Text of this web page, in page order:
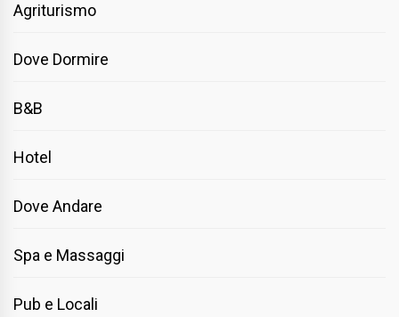
Agriturismo
Dove Dormire
B&B
Hotel
Dove Andare
Spa e Massaggi
Pub e Locali